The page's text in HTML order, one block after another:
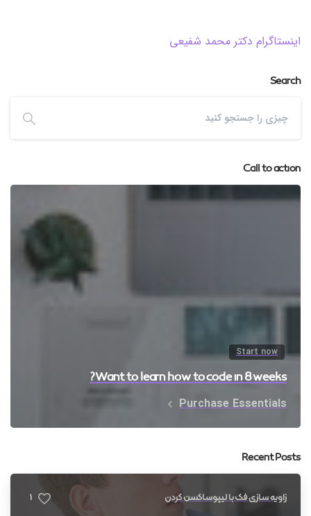
اینستاگرام دکتر محمد شفیعی
Search
Call to action
Start now
Want to learn how to code in 8 weeks?
Purchase Essentials
Recent Posts
زاویه سازی فک با لیپوساکشن گردن 1